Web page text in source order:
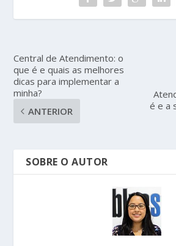
Central de Atendimento: o
que é e quais as melhores
dicas para implementar a
minha?
ANTERIOR
é e a
SOBRE O AUTOR